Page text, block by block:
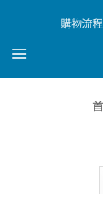
content
購物流程